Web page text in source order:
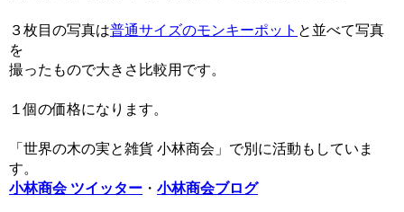
３枚目の写真は普通サイズのモンキーポット と並べて写真
を
撮ったもので大きさ比較用です。
１個の価格になります。
「世界の木の実と雑貨 小林商会」で別に活動もしていま
す。
小林商会 ツイッター ・ 小林商会ブログ